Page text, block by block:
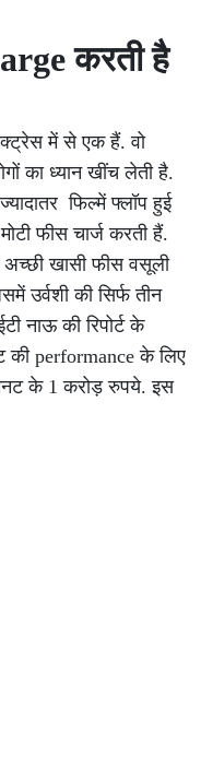
करती है
में से एक हैं. वो
का ध्यान खींच लेती है.
फिल्में फ्लॉप हुई
फीस चार्ज करती हैं.
अच्छी खासी फीस वसूली
उर्वशी की सिर्फ तीन
नाऊ की रिपोर्ट के
की performance के लिए
के 1 करोड़ रुपये. इस